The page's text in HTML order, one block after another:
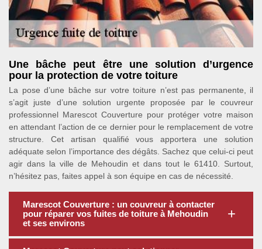
Une bâche peut être une solution d’urgence
pour la protection de votre toiture
La pose d’une bâche sur votre toiture n’est pas permanente, il
s’agit juste d’une solution urgente proposée par le couvreur
professionnel Marescot Couverture pour protéger votre maison
en attendant l’action de ce dernier pour le remplacement de votre
structure. Cet artisan qualifié vous apportera une solution
adéquate selon l’importance des dégâts. Sachez que celui-ci peut
agir dans la ville de Mehoudin et dans tout le 61410. Surtout,
n’hésitez pas, faites appel à son équipe en cas de nécessité.
Marescot Couverture : un couvreur à contacter
pour réparer vos fuites de toiture à Mehoudin
et ses environs